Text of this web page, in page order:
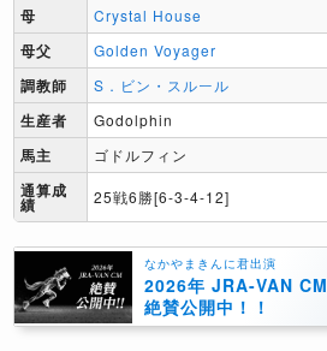
母 Crystal House
母父 Golden Voyager
調教師 S．ビン・スルール
生産者 Godolphin
馬主 ゴドルフィン
通算成
績 25戦6勝[6-3-4-12]
なかやまきんに君出演
2026年 JRA-VAN CM
絶賛公開中！！